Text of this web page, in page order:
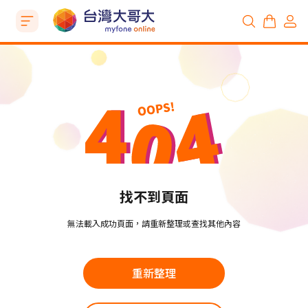
找不到頁面
無法載入成功頁面，請重新整理或查找其他內容
重新整理